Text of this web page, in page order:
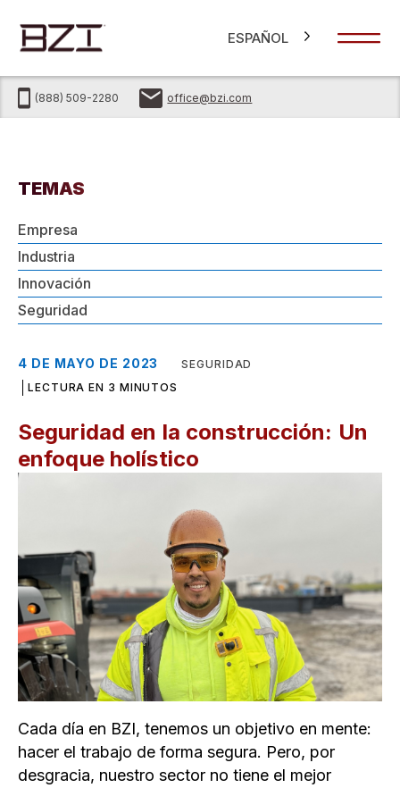
ESPAÑOL
(888) 509-2280 office@bzi.com
TEMAS
Empresa
Industria
Innovación
Seguridad
4 DE MAYO DE 2023
SEGURIDAD
LECTURA EN 3 MINUTOS
Seguridad en la construcción: Un
enfoque holístico
Cada día en BZI, tenemos un objetivo en mente:
hacer el trabajo de forma segura. Pero, por
desgracia, nuestro sector no tiene el mejor